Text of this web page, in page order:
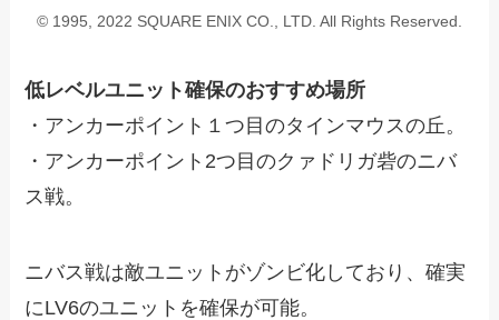
© 1995, 2022 SQUARE ENIX CO., LTD. All Rights Reserved.
低レベルユニット確保のおすすめ場所
・アンカーポイント１つ目のタインマウスの丘。
・アンカーポイント2つ目のクァドリガ砦のニバ
ス戦。
ニバス戦は敵ユニットがゾンビ化しており、確実
にLV6のユニットを確保が可能。